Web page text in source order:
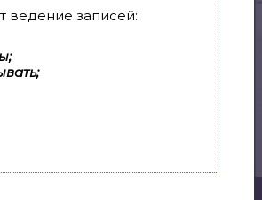
ведение записей: